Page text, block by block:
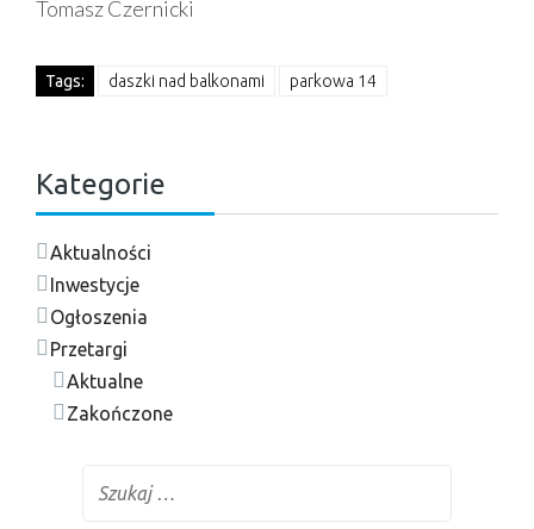
Tomasz Czernicki
Tags: daszki nad balkonami parkowa 14
Kategorie
Aktualności
Inwestycje
Ogłoszenia
Przetargi
Aktualne
Zakończone